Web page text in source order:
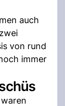
auch
von rund
immer